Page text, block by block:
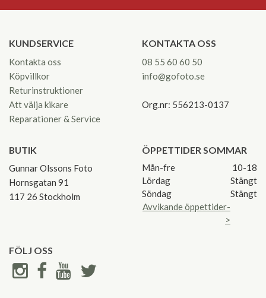
KUNDSERVICE
Kontakta oss
Köpvillkor
Returinstruktioner
Att välja kikare
Reparationer & Service
KONTAKTA OSS
08 55 60 60 50
info@gofoto.se
Org.nr: 556213-0137
BUTIK
Gunnar Olssons Foto
Hornsgatan 91
117 26 Stockholm
ÖPPETTIDER SOMMAR
Mån-fre
10-18
Lördag
Stängt
Söndag
Stängt
Avvikande öppettider-
>
FÖLJ OSS